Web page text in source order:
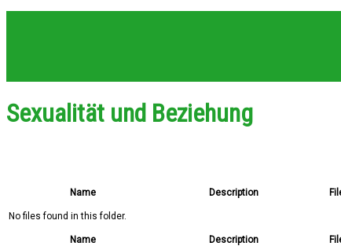
Sexualität und Beziehung
Name Description
Name Description
No files found in this folder.